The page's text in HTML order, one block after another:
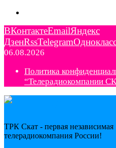
ВКонтактеEmailЯндекс
ДзенRssTelegram
06.08.2026
Политика
“Телерадиокомпании
ТРК Скат - первая независимая
телерадиокомпания Роcсии!